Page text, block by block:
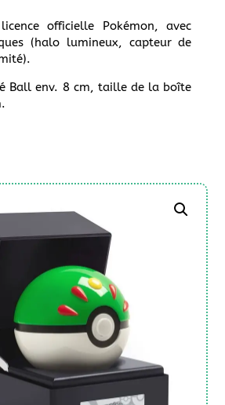
officielle Pokémon, avec
(halo lumineux, capteur de
Ball env. 8 cm, taille de la boîte